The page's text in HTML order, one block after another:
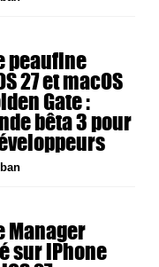
peaufine
27 et macOS
Gate :
bêta 3 pour
Manager
sur iPhone